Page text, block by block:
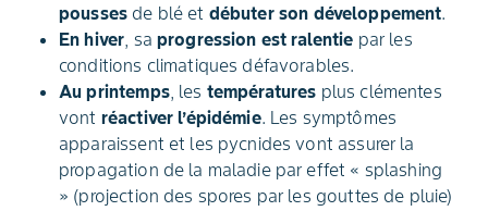
pousses de blé et débuter son développement.
En hiver , sa progression est ralentie par les
conditions climatiques défavorables.
Au printemps, les températures plus clémentes
vont réactiver l’épidémie. Les symptômes
apparaissent et les pycnides vont assurer la
propagation de la maladie par effet « splashing
» (projection des spores par les gouttes de pluie)